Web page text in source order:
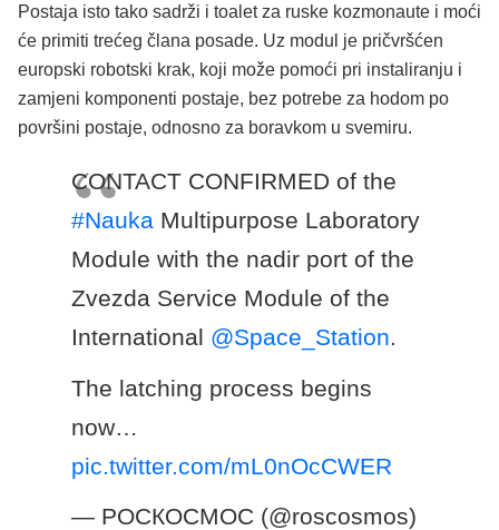
Postaja isto tako sadrži i toalet za ruske kozmonaute i moći
će primiti trećeg člana posade. Uz modul je pričvršćen
europski robotski krak, koji može pomoći pri instaliranju i
zamjeni komponenti postaje, bez potrebe za hodom po
površini postaje, odnosno za boravkom u svemiru.
CONTACT CONFIRMED of the
#Nauka Multipurpose Laboratory
Module with the nadir port of the
Zvezda Service Module of the
International @Space_Station.
The latching process begins
now…
pic.twitter.com/mL0nOcCWER
— РОСКОСМОС (@roscosmos)